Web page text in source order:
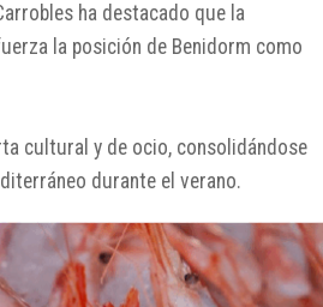
ha destacado que la
la posición de Benidorm como
cultural y de ocio, consolidándose
durante el verano.